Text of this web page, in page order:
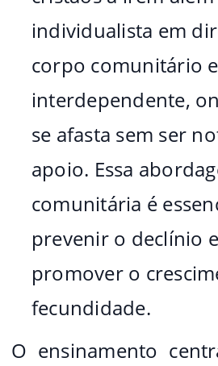
individualista em
corpo comunitário e
interdependente,
se afasta sem ser
apoio. Essa
comunitária é
prevenir o declínio
promover o
fecundidade.
O ensinamento